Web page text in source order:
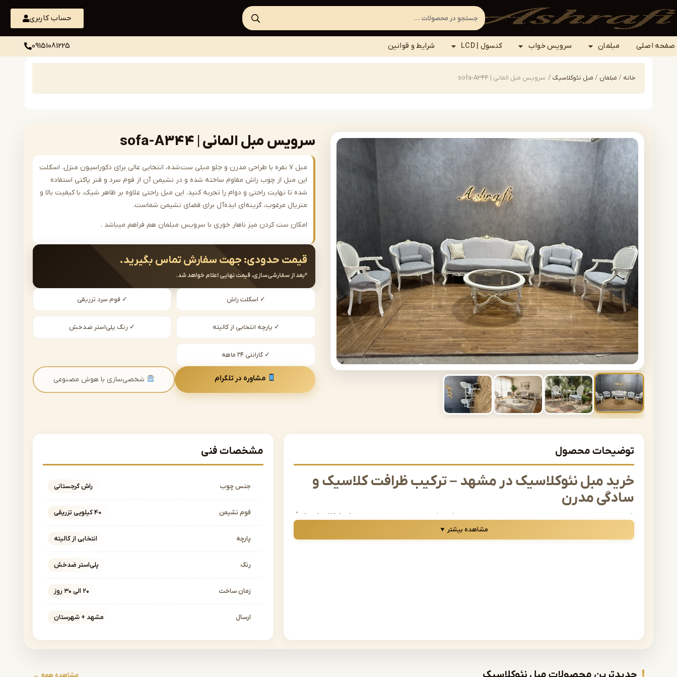
حساب کاربری
صفحه اصلی مبلمان سرویس خواب کنسول | LCD شرایط و قوانین 09151081225
خانه / مبلمان / مبل نئوکلاسیک / سرویس مبل المانی | sofa-A344
سرویس مبل المانی | sofa-A344
مبل ۷ نفره با طراحی مدرن و جلو مبلی ست‌شده، انتخابی عالی برای دکوراسیون منزل. اسکلت
این مبل از چوب راش مقاوم ساخته شده و در نشیمن آن از فوم سرد و فنر پاکتی استفاده
شده تا نهایت راحتی و دوام را تجربه کنید. این مبل راحتی علاوه بر ظاهر شیک، با کیفیت بالا و
متریال مرغوب، گزینه‌ای ایده‌آل برای فضای نشیمن شماست.
امکان ست کردن میز ناهار خوری با سرویس مبلمان هم فراهم میباشد .
قیمت حدودی: جهت سفارش تماس بگیرید.
*بعد از سفارشی‌سازی، قیمت نهایی اعلام خواهد شد.
✓ اسکلت راش ✓ فوم سرد تزریقی
✓ پارچه انتخابی از کالیته ✓ رنگ پلی‌استر ضدخش
✓ گارانتی ۲۴ ماهه
مشاوره در تلگرام شخصی‌سازی با هوش مصنوعی
توضیحات محصول
خرید مبل نئوکلاسیک در مشهد – ترکیب ظرافت کلاسیک و
سادگی مدرن
اگر به دنبال سبکی هستید که شکوه مبل‌های کلاسیک را با سادگی و فرم‌های امروزی ترکیب کند، مبل نئوکلاسیک
دقیقاً
همان انتخابی است که نیاز دارید. این سبک خاص از مبلمان، در سال‌های اخیر در دکوراسیون داخلی بسیار پرطرفدار
شده و فضایی شیک، گرم و متعادل ایجاد می‌کند. اگر قصد خرید مبل نئوکلاسیک در مشهد را دارید، در جای درستی
مشاهده بیشتر ▼
مشخصات فنی
جنس چوب راش گرجستانی
فوم نشیمن 40 کیلویی تزریقی
پارچه انتخابی از کالیته
رنگ پلی‌استر ضدخش
زمان ساخت ۲۰ الی ۳۰ روز
ارسال مشهد + شهرستان
مشاهده همه ←